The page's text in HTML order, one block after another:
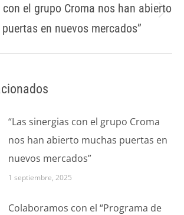
Next
post:
el grupo Croma nos han abierto
en nuevos mercados”
“Las sinergias con el grupo Croma
nos han abierto muchas puertas en
nuevos mercados”
1 septiembre, 2025
Colaboramos con el “Programa de